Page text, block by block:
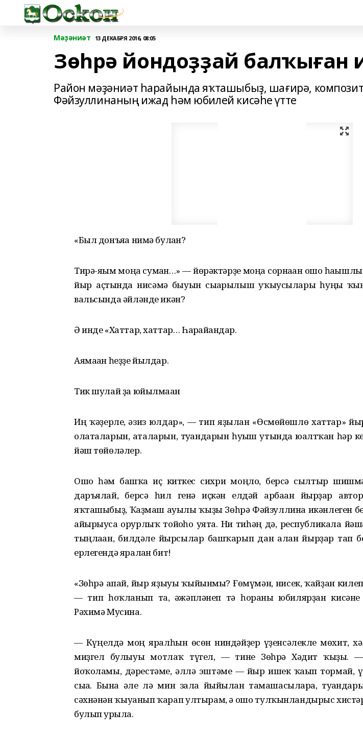
Мәҙәниәт 13 ДЕКАБРЯ 2016, 08:05
Зөһрә йондоҙҙай балҡыған
Район мәҙәниәт һарайында яҡташыбыҙ, шағирә,
Фәйзуллинаның ижад һәм юбилей кисәһе үтте
«Был донъяға нимә булған?
Тирә-яғым моңға сумған…» — йөрәктәрҙе моңға сорнаған ошо
йыр аҫтында нисәмә быуын сығарылыш уҡыусылары һуңғы
вальсында әйләнде икән?
Ә инде «Хаттар, хаттар… Һарғайғандар.
Аямаған һеҙҙе йылдар.
Тик шулай ҙа юйылмаған
Иң ҡәҙерле, ғәзиз юлдар», — тип яҙылған «Өсмөйөшлө хаттар»
олаталарын, аталарын, туғандарын һуғыш утында юғалтҡан һәр
йәш төйөләлер.
Ошо һәм башҡа иҫ киткес сихри моңло, берсә сылтыр
даръялай, берсә һил генә иҫкән елдәй арбаған йырҙар
яҡташыбыҙ, Ҡаҙмаш ауылы ҡыҙы Зөһрә Фәйзуллина икәнлеген
айырыуса ғорурлыҡ тойғоһо уята. Ни тиһәң дә, республикала
тыңлаған, билдәле йырсылар башҡарып дан алған йырҙар тап
ерлегендә яралған бит!
«Зөһрә апай, йыр яҙыуы ҡыйынмы? Ғөмүмән, нисек, ҡайҙан
— тип һоҡланып та, ғәжәпләнеп тә һораны юбилярҙан
Рәхимә Мусина.
— Күңелдә моң яралһын өсөн ниндәйҙер үҙенсәлекле мөхит,
миҙгел булыуы мотлаҡ түгел, — тине Зөһрә Хәдит ҡыҙы.
йоҡоламы, дәрестәме, әллә эштәме — йыр ишек ҡағып тормай,
сыға. Бына әле лә мин залға йыйылған тамашасыларға,
сәхнәнән ҡыуанып ҡарап ултырам, ә ошо тулҡынландырғыс
булып урғыла.